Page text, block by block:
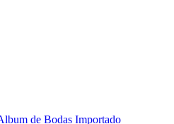
de Bodas Importado